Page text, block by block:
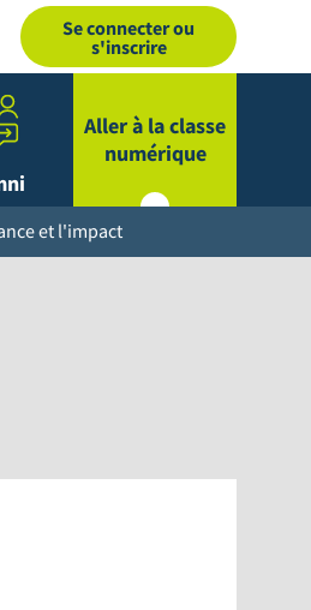
Se connecter ou
s'inscrire
Aller à la classe
numérique
et l'impact